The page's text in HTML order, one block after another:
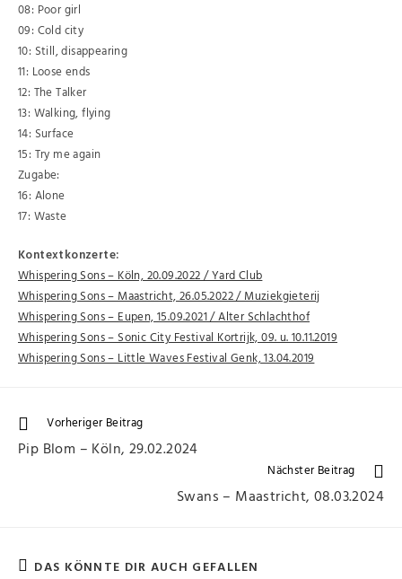
08: Poor girl
09: Cold city
10: Still, disappearing
11: Loose ends
12: The Talker
13: Walking, flying
14: Surface
15: Try me again
Zugabe:
16: Alone
17: Waste
Kontextkonzerte:
Whispering Sons – Köln, 20.09.2022 / Yard Club
Whispering Sons – Maastricht, 26.05.2022 / Muziekgieterij
Whispering Sons – Eupen, 15.09.2021 / Alter Schlachthof
Whispering Sons – Sonic City Festival Kortrijk, 09. u. 10.11.2019
Whispering Sons – Little Waves Festival Genk, 13.04.2019
Vorheriger Beitrag
Pip Blom – Köln, 29.02.2024
Nächster Beitrag
Swans – Maastricht, 08.03.2024
DAS KÖNNTE DIR AUCH GEFALLEN